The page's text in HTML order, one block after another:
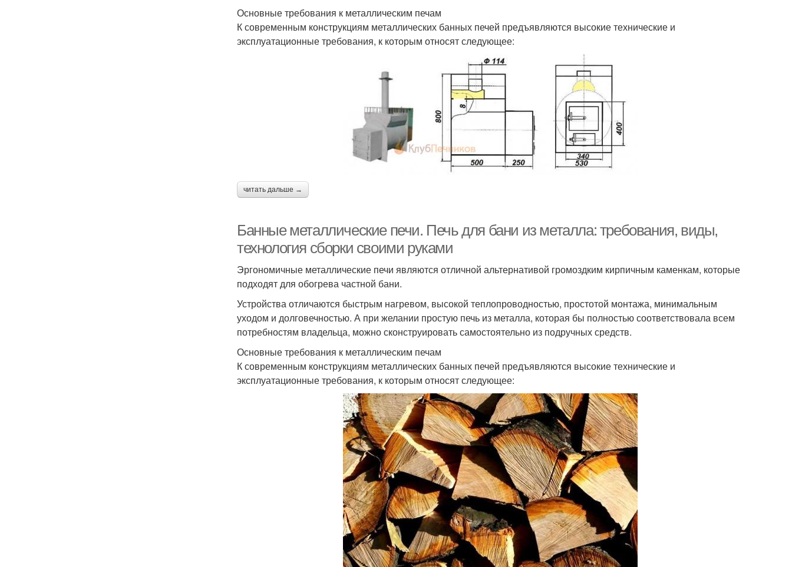
Основные требования к металлическим печам
К современным конструкциям металлических банных печей предъявляются высокие технические и
эксплуатационные требования, к которым относят следующее:
читать дальше →
Банные металлические печи. Печь для бани из металла: требования, виды,
технология сборки своими руками
Эргономичные металлические печи являются отличной альтернативой громоздким кирпичным каменкам, которые
подходят для обогрева частной бани.
Устройства отличаются быстрым нагревом, высокой теплопроводностью, простотой монтажа, минимальным
уходом и долговечностью. А при желании простую печь из металла, которая бы полностью соответствовала всем
потребностям владельца, можно сконструировать самостоятельно из подручных средств.
Основные требования к металлическим печам
К современным конструкциям металлических банных печей предъявляются высокие технические и
эксплуатационные требования, к которым относят следующее: